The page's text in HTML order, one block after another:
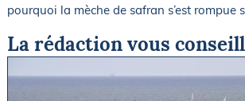
pourquoi la mèche de safran s’est rompue
La rédaction vous